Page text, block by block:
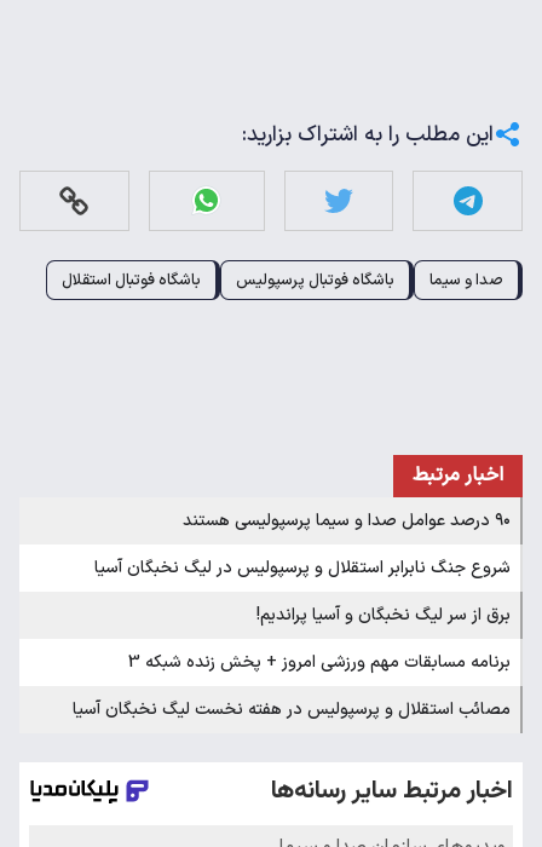
این مطلب را به اشتراک بزارید:
صدا و سیما باشگاه فوتبال پرسپولیس باشگاه فوتبال استقلال
اخبار مرتبط
۹۰ درصد عوامل صدا و سیما پرسپولیسی هستند
شروع جنگ نابرابر استقلال و پرسپولیس در لیگ نخبگان آسیا
برق از سر لیگ نخبگان و آسیا پراندیم!
برنامه مسابقات مهم ورزشی امروز + پخش زنده شبکه 3
مصائب استقلال و پرسپولیس در هفته نخست لیگ نخبگان آسیا